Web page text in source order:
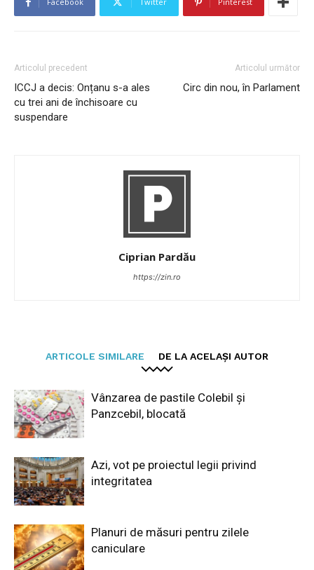
Articolul precedent
ICCJ a decis: Onțanu s-a ales
cu trei ani de închisoare cu
suspendare
Articolul următor
Circ din nou, în Parlament
Ciprian Pardău
https://zin.ro
ARTICOLE SIMILARE DE LA ACELAȘI AUTOR
Vânzarea de pastile Colebil și
Panzcebil, blocată
Azi, vot pe proiectul legii privind
integritatea
Planuri de măsuri pentru zilele
caniculare